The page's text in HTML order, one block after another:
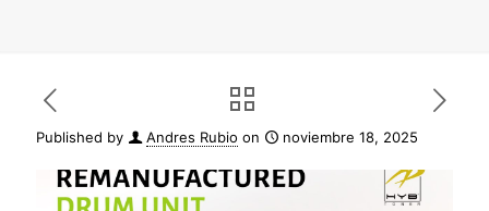
Published by Andres Rubio on noviembre 18, 2025